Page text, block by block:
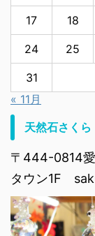
17 18
24 25
31
« 11月
天然石さくら
〒444-0814
タウン1F